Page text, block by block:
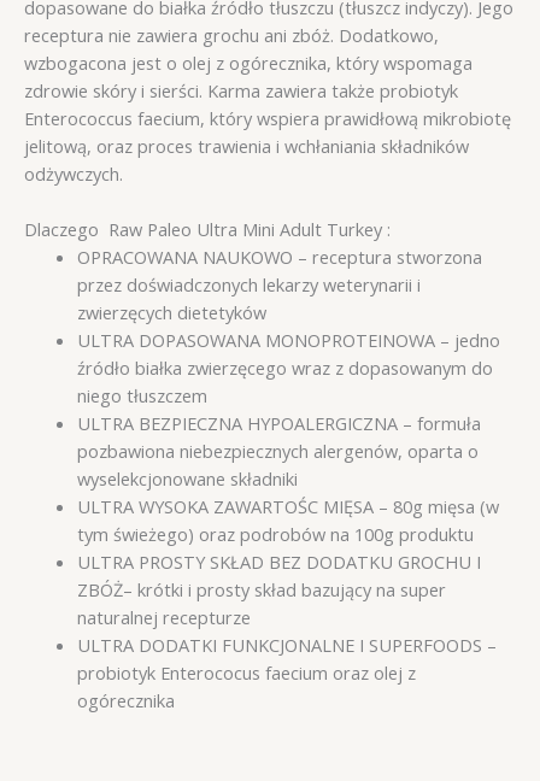
dopasowane do białka źródło tłuszczu (tłuszcz indyczy). Jego
receptura nie zawiera grochu ani zbóż. Dodatkowo,
wzbogacona jest o olej z ogórecznika, który wspomaga
zdrowie skóry i sierści. Karma zawiera także probiotyk
Enterococcus faecium, który wspiera prawidłową mikrobiotę
jelitową, oraz proces trawienia i wchłaniania składników
odżywczych.
Dlaczego Raw Paleo Ultra Mini Adult Turkey :
OPRACOWANA NAUKOWO – receptura stworzona
przez doświadczonych lekarzy weterynarii i
zwierzęcych dietetyków
ULTRA DOPASOWANA MONOPROTEINOWA – jedno
źródło białka zwierzęcego wraz z dopasowanym do
niego tłuszczem
ULTRA BEZPIECZNA HYPOALERGICZNA – formuła
pozbawiona niebezpiecznych alergenów, oparta o
wyselekcjonowane składniki
ULTRA WYSOKA ZAWARTOŚC MIĘSA – 80g mięsa (w
tym świeżego) oraz podrobów na 100g produktu
ULTRA PROSTY SKŁAD BEZ DODATKU GROCHU I
ZBÓŻ– krótki i prosty skład bazujący na super
naturalnej recepturze
ULTRA DODATKI FUNKCJONALNE I SUPERFOODS –
probiotyk Enterococus faecium oraz olej z
ogórecznika